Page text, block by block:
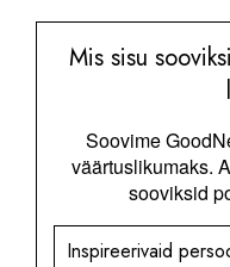
Mis sisu
Soovime
väärtuslikumaks.
sooviksid
Inspireerivaid